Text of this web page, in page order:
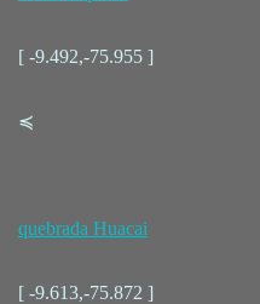
[ -9.492,-75.955 ]
≼
quebrada Huacai
[ -9.613,-75.872 ]